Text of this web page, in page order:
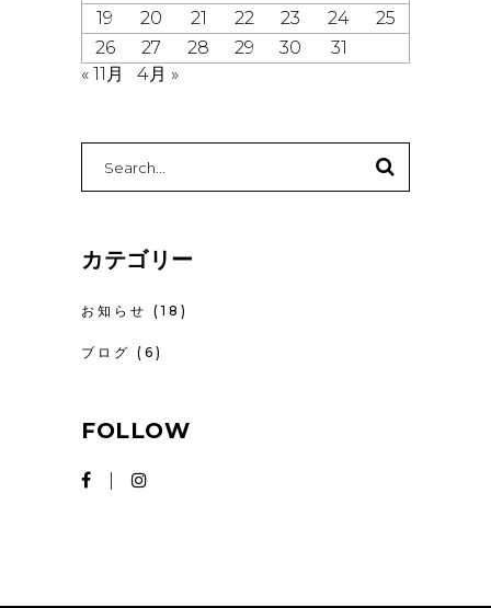
19
20 21 22 23 24
25
26
27 28 29 30
31
« 11月
4月 »
for:
カテゴリー
お知らせ (18)
ブログ (6)
FOLLOW